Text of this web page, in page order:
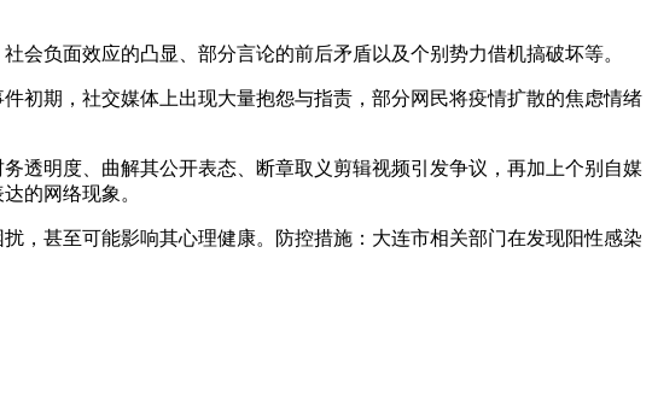
负面效应的凸显、部分言论的前后矛盾以及个别势力借机搞破坏等。
初期，社交媒体上出现大量抱怨与指责，部分网民将疫情扩散的焦虑情绪
透明度、曲解其公开表态、断章取义剪辑视频引发争议，再加上个别自媒
的网络现象。
，甚至可能影响其心理健康。防控措施：大连市相关部门在发现阳性感染